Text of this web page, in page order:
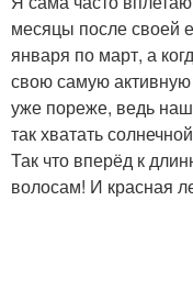
месяцы после своей
января по март, а
свою самую
уже пореже, ведь
так хватать
Так что вперёд к
волосам! И красная